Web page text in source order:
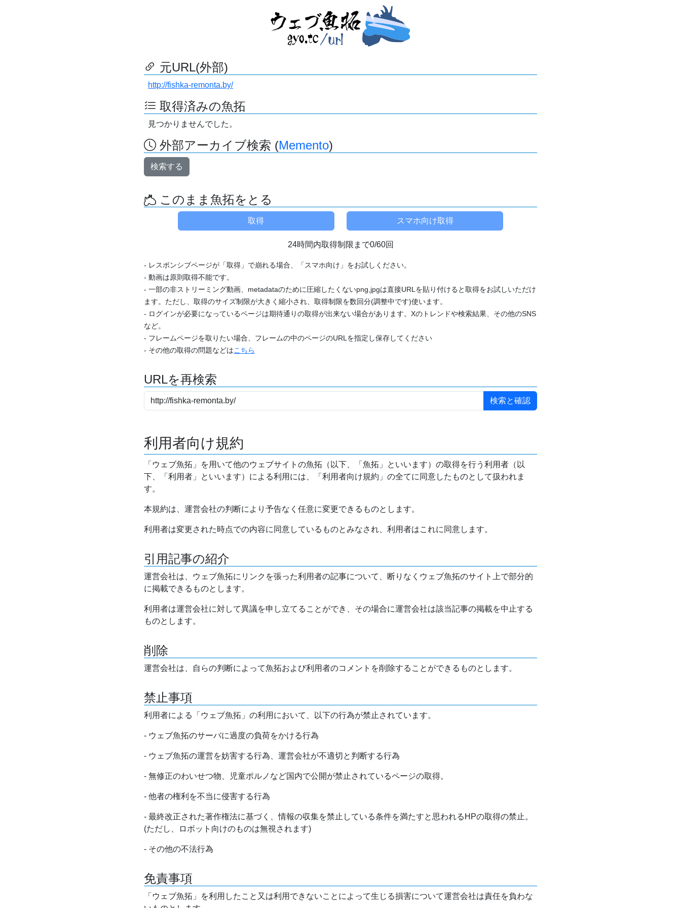
元URL(外部)
http://fishka-remonta.by/
取得済みの魚拓
見つかりませんでした。
外部アーカイブ検索 (Memento)
検索する
このまま魚拓をとる
24時間内取得制限まで0/60回
- レスポンシブページが「取得」で崩れる場合、「スマホ向け」をお試しください。
- 動画は原則取得不能です。
- 一部の非ストリーミング動画、metadataのために圧縮したくないpng,jpgは直接URLを貼り付けると取得をお試しいただけ
ます。ただし、取得のサイズ制限が大きく縮小され、取得制限を数回分(調整中です)使います。
- ログインが必要になっているページは期待通りの取得が出来ない場合があります。Xのトレンドや検索結果、その他のSNS
など。
- フレームページを取りたい場合、フレームの中のページのURLを指定し保存してください
- その他の取得の問題などはこちら
URLを再検索
利用者向け規約
「ウェブ魚拓」を用いて他のウェブサイトの魚拓（以下、「魚拓」といいます）の取得を行う利用者（以
下、「利用者」といいます）による利用には、「利用者向け規約」の全てに同意したものとして扱われま
す。
本規約は、運営会社の判断により予告なく任意に変更できるものとします。
利用者は変更された時点での内容に同意しているものとみなされ、利用者はこれに同意します。
引用記事の紹介
運営会社は、ウェブ魚拓にリンクを張った利用者の記事について、断りなくウェブ魚拓のサイト上で部分的
に掲載できるものとします。
利用者は運営会社に対して異議を申し立てることができ、その場合に運営会社は該当記事の掲載を中止する
ものとします。
削除
運営会社は、自らの判断によって魚拓および利用者のコメントを削除することができるものとします。
禁止事項
利用者による「ウェブ魚拓」の利用において、以下の行為が禁止されています。
- ウェブ魚拓のサーバに過度の負荷をかける行為
- ウェブ魚拓の運営を妨害する行為、運営会社が不適切と判断する行為
- 無修正のわいせつ物、児童ポルノなど国内で公開が禁止されているページの取得。
- 他者の権利を不当に侵害する行為
- 最終改正された著作権法に基づく、情報の収集を禁止している条件を満たすと思われるHPの取得の禁止。
(ただし、ロボット向けのものは無視されます)
- その他の不法行為
免責事項
「ウェブ魚拓」を利用したこと又は利用できないことによって生じる損害について運営会社は責任を負わな